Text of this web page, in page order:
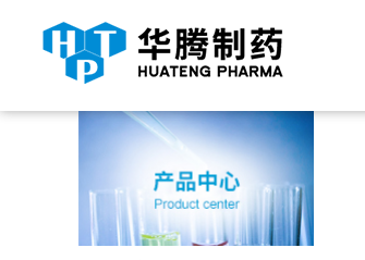
当前位置： 首页 产品中心